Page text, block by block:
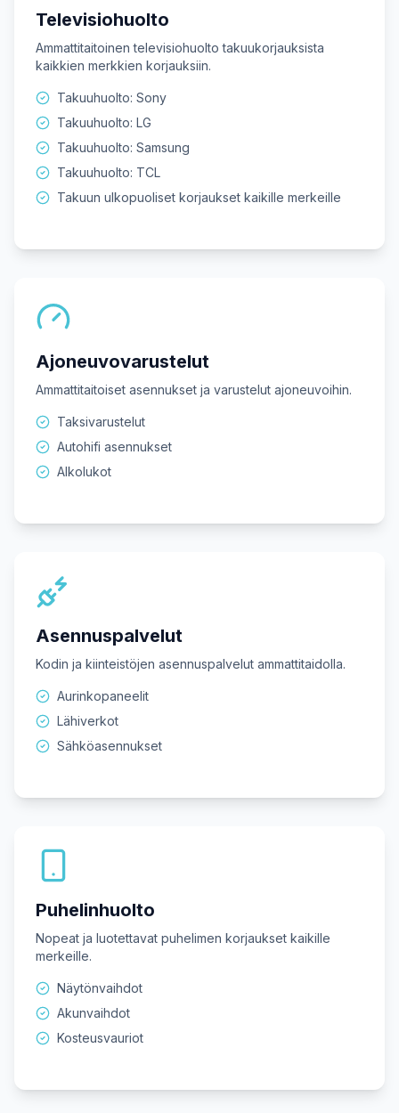
Televisiohuolto
Ammattitaitoinen televisiohuolto takuukorjauksista
kaikkien merkkien korjauksiin.
Takuuhuolto: Sony
Takuuhuolto: LG
Takuuhuolto: Samsung
Takuuhuolto: TCL
Takuun ulkopuoliset korjaukset kaikille merkeille
Ajoneuvovarustelut
Ammattitaitoiset asennukset ja varustelut ajoneuvoihin.
Taksivarustelut
Autohifi asennukset
Alkolukot
Asennuspalvelut
Kodin ja kiinteistöjen asennuspalvelut ammattitaidolla.
Aurinkopaneelit
Lähiverkot
Sähköasennukset
Puhelinhuolto
Nopeat ja luotettavat puhelimen korjaukset kaikille
merkeille.
Näytönvaihdot
Akunvaihdot
Kosteusvauriot